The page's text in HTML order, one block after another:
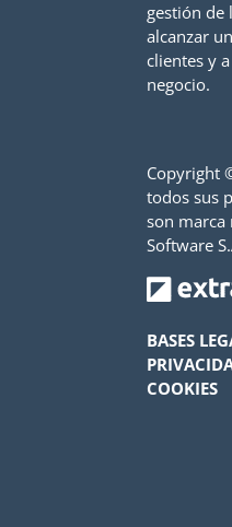
gestión de
alcanzar
clientes y
negocio.
Copyright
todos sus
son marca
Software
BASES
COOKIES